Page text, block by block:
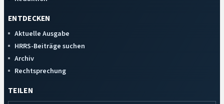
ENTDECKEN
Aktuelle Ausgabe
HRRS-Beiträge suchen
Archiv
Rechtsprechung
TEILEN